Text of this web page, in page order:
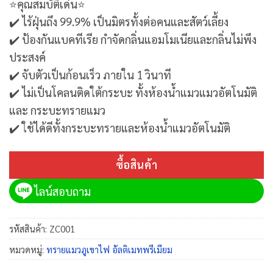
⭐️คุณสมบัติเด่น⭐️
✔️ ไร้ฝุ่นถึง 99.9% เป็นมิตรทั้งต่อคนและสัตว์เลี้ยง
✔️ ป้องกันแบคทีเรีย กำจัดกลิ่นแอมโมเนียและกลิ่นไม่พึง
ประสงค์
✔️ จับตัวเป็นก้อนเร็ว ภายใน 1 วินาที
✔️ ไม่เป็นโคลนติดใต้กระบะ ทั้งห้องน้ำแมวแมวอัตโนมัติ
และ กระบะทรายแมว
✔️ ใช้ได้ดีทั้งกระบะทรายและห้องน้ำแมวอัตโนมัติ
ซื้อสินค้า
ไลน์สอบถาม
รหัสสินค้า: ZC001
หมวดหมู่: ทรายแมวภูเขาไฟ อัลติเมทพรีเมียม